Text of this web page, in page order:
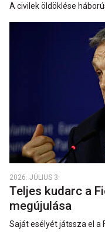
A civilek öldöklése
2026. JÚLIUS 3.
Teljes kudarc a
megújulása
Saját esélyét játssza el a